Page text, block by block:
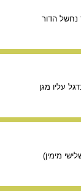
נחשל הדור
עליו מגן
שלישי מימין)